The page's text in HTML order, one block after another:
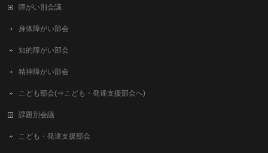
障がい別会議
身体障がい部会
知的障がい部会
精神障がい部会
こども部会(⇒こども・発達支援部会へ)
課題別会議
こども・発達支援部会